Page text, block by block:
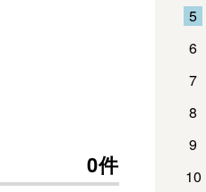
0件
5
6
7
8
9
10